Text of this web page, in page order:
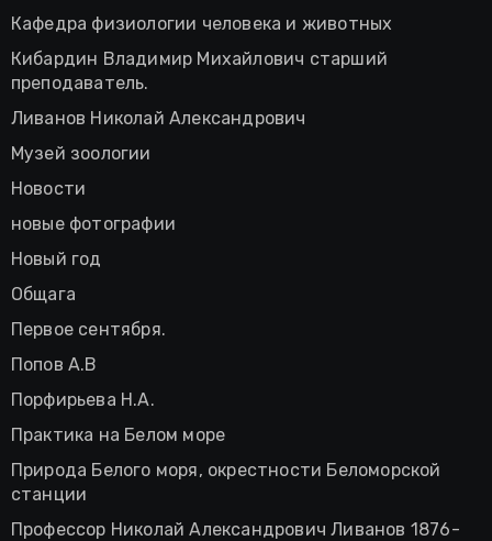
Кафедра физиологии человека и животных
Кибардин Владимир Михайлович старший
преподаватель.
Ливанов Николай Александрович
Музей зоологии
Новости
новые фотографии
Новый год
Общага
Первое сентября.
Попов А.В
Порфирьева Н.А.
Практика на Белом море
Природа Белого моря, окрестности Беломорской
станции
Профессор Николай Александрович Ливанов 1876-